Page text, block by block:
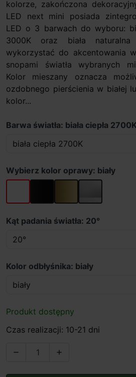
kolorze, zakończona
LED next mini posiada
LED o 3 barwach do wyboru:
3000K oraz biała
wykorzystać do akcentowania
snopami światła wybranych
Kolor mieszany oznacza
ozdobnego pierścienia w białej
kolor...
Barwa światła: biała ciepła 2700K
Wybierz kolor oprawy: biały
biały czarnyzłoty szary
Kąt padania światła: 20°
Kolor odbłyśnika: biały
Produkt dostępny
Czas realizacji: 10-21 dni
 